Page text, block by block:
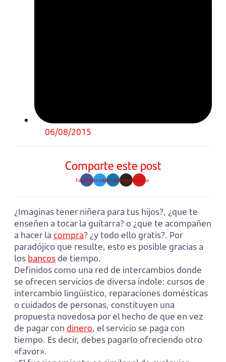
06/08/2015
Comparte este post
FacebookTwitterLinkedinInstagramYoutube
¿Imaginas tener niñera para tus hijos?, ¿que te
enseñen a tocar la guitarra? o ¿que te acompañen
a hacer la compra? ¿y todo ello gratis?. Por
paradójico que resulte, esto es posible gracias a
los bancos de tiempo.
Definidos como una red de intercambios donde
se ofrecen servicios de diversa índole: cursos de
intercambio lingüístico, reparaciones domésticas
o cuidados de personas, constituyen una
propuesta novedosa por el hecho de que en vez
de pagar con dinero, el servicio se paga con
tiempo. Es decir, debes pagarlo ofreciendo otro
«favor».